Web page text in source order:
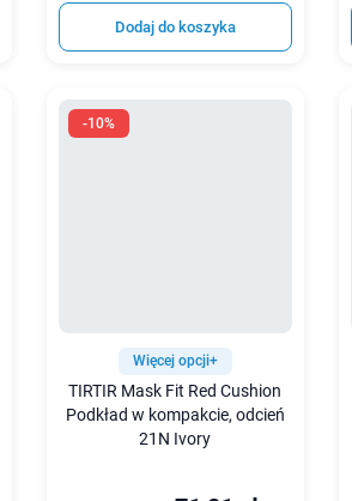
Dodaj do koszyka
-10%
Więcej opcji+
TIRTIR Mask Fit Red Cushion
Podkład w kompakcie, odcień
21N Ivory